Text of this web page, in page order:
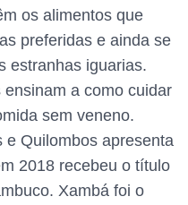
os alimentos que
preferidas e ainda se
estranhas iguarias.
a como cuidar
sem veneno.
e Quilombos apresenta
2018 recebeu o título
Xambá foi o